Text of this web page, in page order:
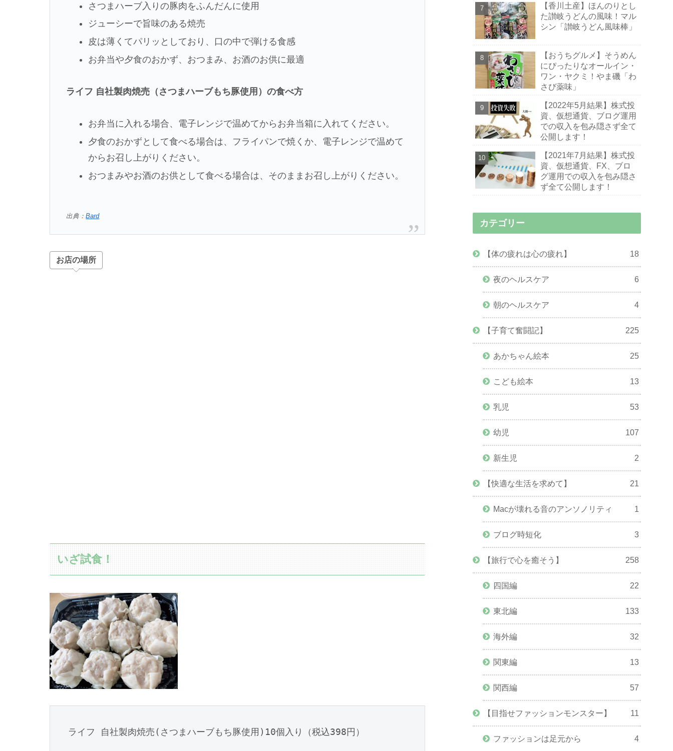
さつまハーブ入りの豚肉をふんだんに使用
ジューシーで旨味のある焼売
皮は薄くてパリッとしており、口の中で弾ける食感
お弁当や夕食のおかず、おつまみ、お酒のお供に最適
ライフ 自社製肉焼売（さつまハーブもち豚使用）の食べ方
お弁当に入れる場合、電子レンジで温めてからお弁当箱に入れてください。
夕食のおかずとして食べる場合は、フライパンで焼くか、電子レンジで温めて
からお召し上がりください。
おつまみやお酒のお供として食べる場合は、そのままお召し上がりください。
出典：Bard
お店の場所
いざ試食！
ライフ 自社製肉焼売(さつまハーブもち豚使用)10個入り（税込398円）
【香川土産】ほんのりとし
た讃岐うどんの風味！マル
シン「讃岐うどん風味棒」
【おうちグルメ】そうめん
にぴったりなオールイン・
ワン・ヤクミ！やま磯「わ
さび薬味」
【2022年5月結果】株式投
資、仮想通貨、ブログ運用
での収入を包み隠さず全て
公開します！
【2021年7月結果】株式投
資、仮想通貨、FX、ブロ
グ運用での収入を包み隠さ
ず全て公開します！
カテゴリー
【体の疲れは心の疲れ】 18
夜のヘルスケア 6
朝のヘルスケア 4
【子育て奮闘記】 225
あかちゃん絵本 25
こども絵本 13
乳児 53
幼児 107
新生児 2
【快適な生活を求めて】 21
Macが壊れる音のアンソノリティ 1
ブログ時短化 3
【旅行で心を癒そう】 258
四国編 22
東北編 133
海外編 32
関東編 13
関西編 57
【目指せファッションモンスター】 11
ファッションは足元から 4